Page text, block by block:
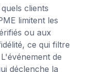
clients
limitent les
ou aux
ce qui filtre
de
déclenche la